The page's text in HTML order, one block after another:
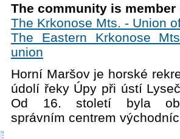
The community is
The Krkonose Mts. - Union
The Eastern Krkonose
union
Horní Maršov je horské
údolí řeky Úpy při ústí
Od 16. století byla
správním centrem